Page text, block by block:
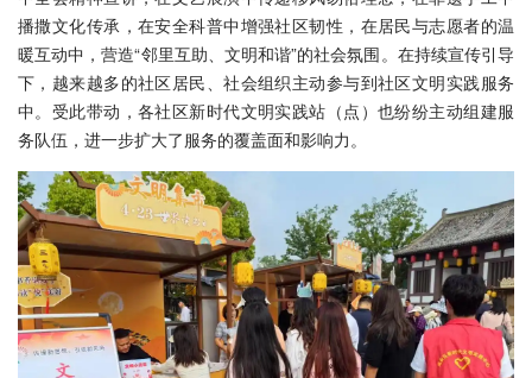
播撒文化传承，在安全科普中增强社区韧性，在居民与志愿者的温
暖互动中，营造“邻里互助、文明和谐”的社会氛围。在持续宣传引导
下，越来越多的社区居民、社会组织主动参与到社区文明实践服务
中。受此带动，各社区新时代文明实践站（点）也纷纷主动组建服
务队伍，进一步扩大了服务的覆盖面和影响力。